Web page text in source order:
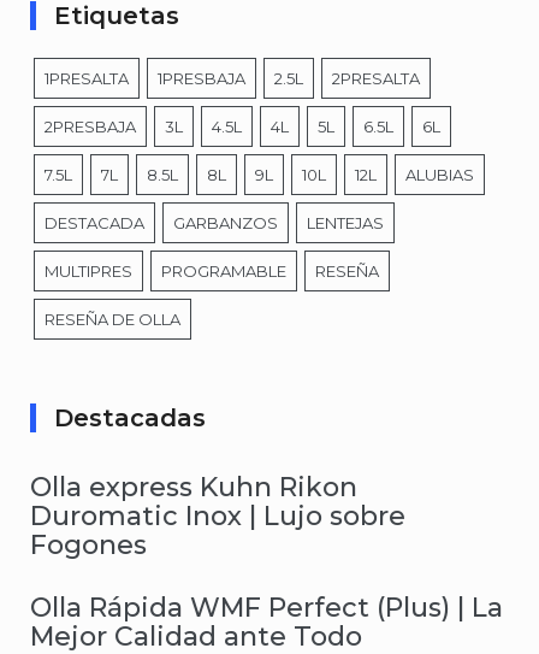
Etiquetas
1PRESALTA 1PRESBAJA 2.5L 2PRESALTA
2PRESBAJA 3L 4.5L 4L 5L 6.5L 6L
7.5L 7L 8.5L 8L 9L 10L 12L ALUBIAS
DESTACADA GARBANZOS LENTEJAS
MULTIPRES PROGRAMABLE RESEÑA
RESEÑA DE OLLA
Destacadas
Olla express Kuhn Rikon
Duromatic Inox | Lujo sobre
Fogones
Olla Rápida WMF Perfect (Plus) | La
Mejor Calidad ante Todo